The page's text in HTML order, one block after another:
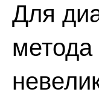
Для
метода